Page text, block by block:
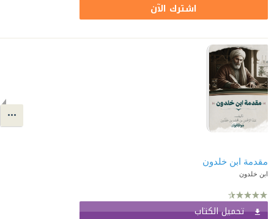
اشترك الآن
مقدمة ابن خلدون
ابن خلدون
تحميل الكتاب